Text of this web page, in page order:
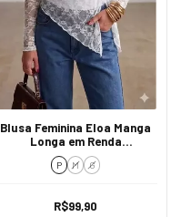
Blusa Feminina Eloa Manga
Longa em Renda
Transparente Branca
P M G
R$99,90